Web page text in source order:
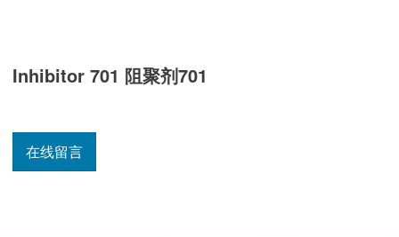
Inhibitor 701 阻聚剂701
在线留言